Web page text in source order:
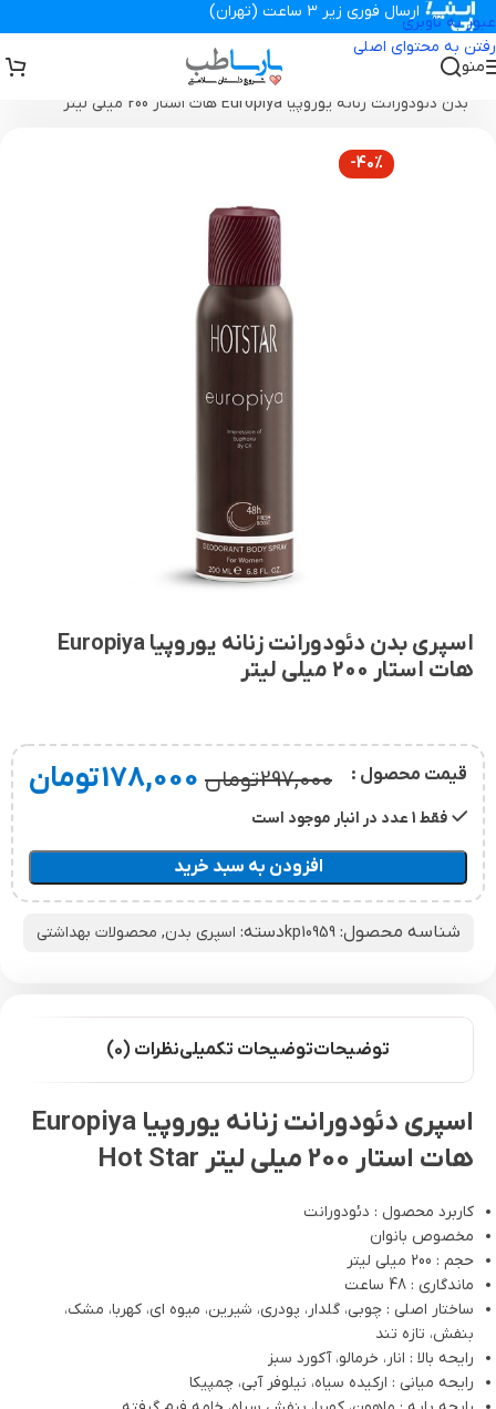
عبور به ناوبری
رفتن به محتوای اصلی
ارسال فوری زیر 3 ساعت (تهران)
منو
تجهیزات پزشکی پارساطب محصولات بهداشتی
بدن دئودورانت زنانه یوروپیا Europiya هات استار 200 میلی لیتر
-40%
اسپری بدن دئودورانت زنانه یوروپیا Europiya
هات استار 200 میلی لیتر
قیمت محصول : 297,000تومان 178,000تومان
فقط 1 عدد در انبار موجود است
افزودن به سبد خرید
شناسه محصول: kp10959دسته: اسپری بدن, محصولات بهداشتی
توضیحاتتوضیحات تکمیلینظرات (0)
اسپری دئودورانت زنانه یوروپیا Europiya
هات استار 200 میلی لیتر Hot Star
کاربرد محصول : دئودورانت
مخصوص بانوان
حجم : 200 میلی لیتر
ماندگاری : 48 ساعت
ساختار اصلی : چوبی، گلدار، پودری، شیرین، میوه ای، کهربا، مشک،
بنفش، تازه تند
رایحه بالا : انار، خرمالو، آکورد سبز
رایحه میانی : ارکیده سیاه، نیلوفر آبی، چمپیکا